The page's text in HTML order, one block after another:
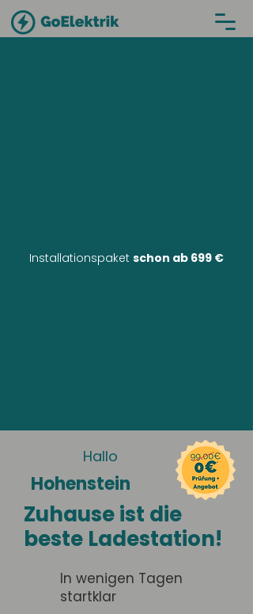
Installationspaket schon ab 699 €
Hallo
Hohenstein
Zuhause ist die
beste Ladestation!
In wenigen Tagen
startklar